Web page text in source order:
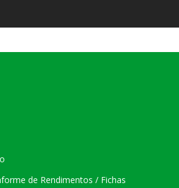
de Rendimentos / Fichas